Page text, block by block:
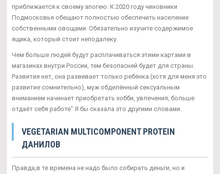
приближается к своему апогею. К 2020 году чиновники
Подмосковья обещают полностью обеспечить население
собственными овощами. Обязательно изучите содержимое
ящика, который стоит неподалеку.
Чем больше людей будут расплачиваться этими картами в
магазинах внутри России, тем безопасней будет для страны.
Развития нет, она развивает только ребёнка (хотя для меня это
развитие сомнительно), муж обделённый сексуальным
вниманием начинает приобретать хобби, увлечения, больше
отдаёт себя работе" Я бы сказала это другими словами.
VEGETARIAN MULTICOMPONENT PROTEIN
ДАНИЛОВ
Правда,в те времена не надо было собирать деньги, но и